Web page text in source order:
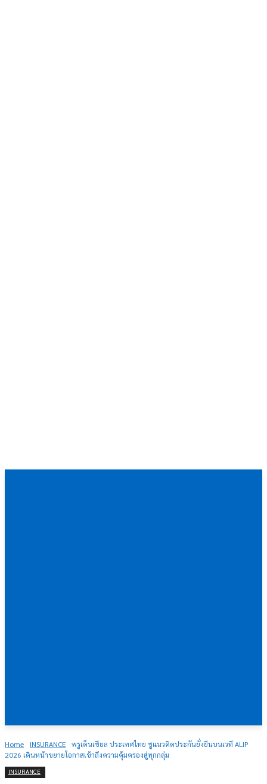
Home INSURANCE
พรูเด็นเชียล ประเทศไทย ชูแนวคิดประกันยั่งยืนบนเวที ALIP
2026 เดินหน้าขยายโอกาสเข้าถึงความคุ้มครองสู่ทุกกลุ่ม
INSURANCE